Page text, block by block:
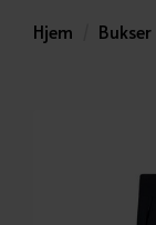
Hjem Bukser